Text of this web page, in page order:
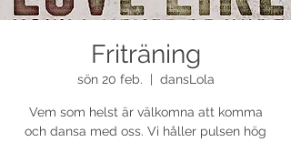
Friträning
sön 20 feb. dansLola
Vem som helst är välkomna att komma
och dansa med oss. Vi håller pulsen hög